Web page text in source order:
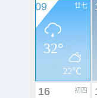
廿七
09
32°
22℃
初四
16